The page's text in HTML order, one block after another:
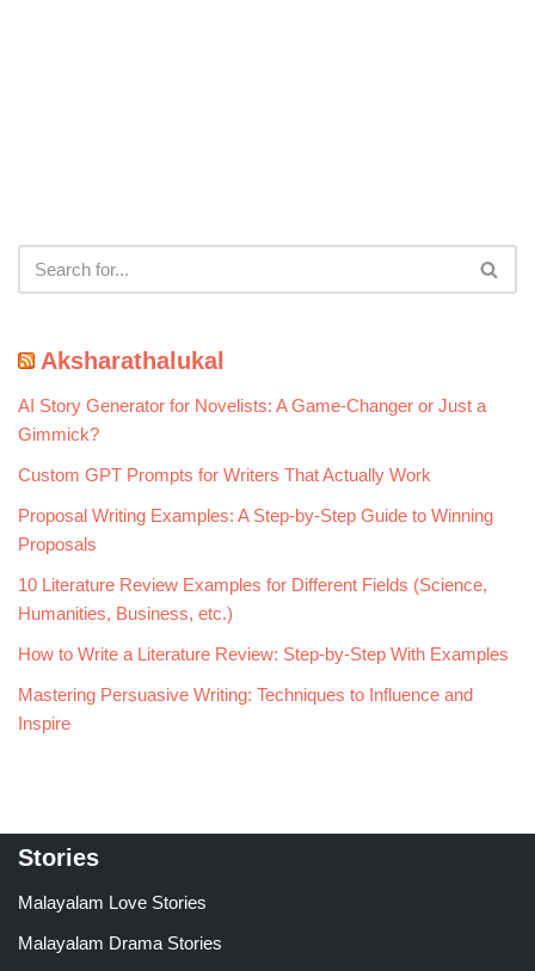
Aksharathalukal
AI Story Generator for Novelists: A Game-Changer or Just a
Gimmick?
Custom GPT Prompts for Writers That Actually Work
Proposal Writing Examples: A Step-by-Step Guide to Winning
Proposals
10 Literature Review Examples for Different Fields (Science,
Humanities, Business, etc.)
How to Write a Literature Review: Step-by-Step With Examples
Mastering Persuasive Writing: Techniques to Influence and
Inspire
Stories
Malayalam Love Stories
Malayalam Drama Stories